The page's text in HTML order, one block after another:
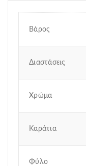
Βάρος
Διαστάσεις
Χρώμα
Καράτια
Φύλο